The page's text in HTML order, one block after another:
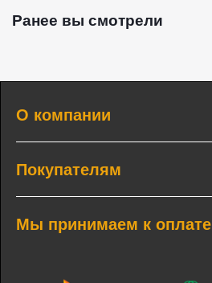
Ранее вы смотрели
О компании
Покупателям
Мы принимаем к оплате